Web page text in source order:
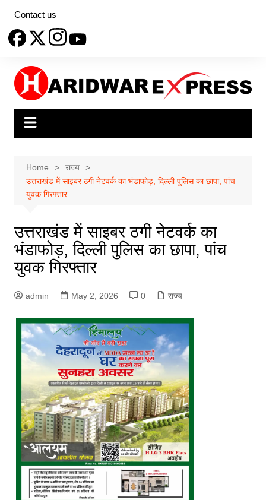
content
Contact us
Home
राज्य
उत्तराखंड में साइबर ठगी नेटवर्क का भंडाफोड़, दिल्ली पुलिस का छापा, पांच
युवक गिरफ्तार
उत्तराखंड में साइबर ठगी नेटवर्क का
भंडाफोड़, दिल्ली पुलिस का छापा, पांच
युवक गिरफ्तार
admin May 2, 2026 0 राज्य